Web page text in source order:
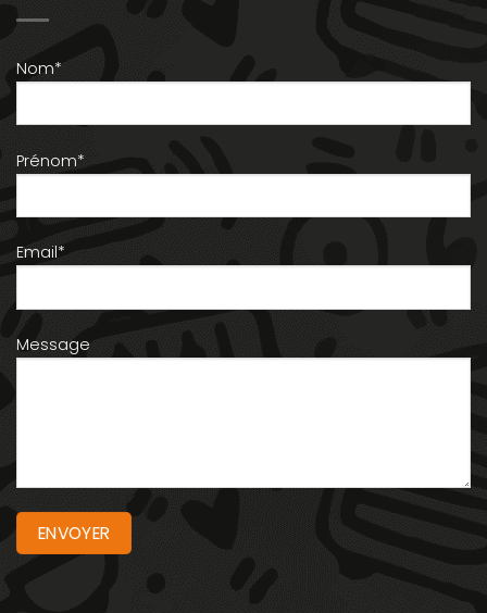
Nom*
Prénom*
Email*
Message